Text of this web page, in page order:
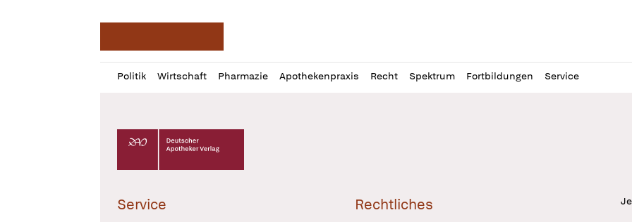
Politik Wirtschaft Pharmazie Apothekenpraxis Recht Spektrum Fortbildungen Service
Profil
öffnen
Daz
Pur
Deutscher Apotheker Verlag Logo
Service Rechtliches